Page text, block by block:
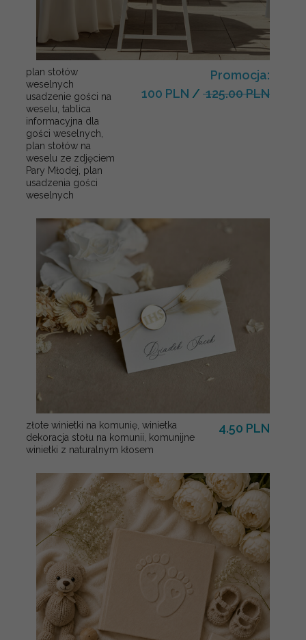
plan stołów
weselnych
usadzenie gości na
weselu, tablica
informacyjna dla
gości weselnych,
plan stołów na
weselu ze zdjęciem
Pary Młodej, plan
usadzenia gości
weselnych
Promocja:
100 PLN / 125.00 PLN
złote winietki na komunię, winietka
dekoracja stołu na komunii, komunijne
winietki z naturalnym kłosem
4.50 PLN